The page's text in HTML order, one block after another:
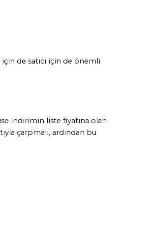
için de satıcı için de önemli
indirimin liste fiyatına olan
çarpmalı, ardından bu